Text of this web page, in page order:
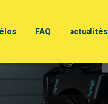
FAQ actualités